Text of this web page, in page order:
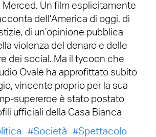
Merced. Un film esplicitamente
dell’America di oggi, di
di un’opinione pubblica
violenza del denaro e delle
dei social. Ma il tycoon che
Ovale ha approfittato subito
vincente proprio per la sua
supereroe è stato postato
ufficiali della Casa Bianca
Società Spettacolo